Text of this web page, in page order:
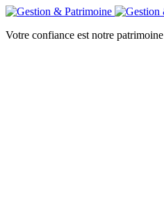
Votre confiance est notre patrimoine